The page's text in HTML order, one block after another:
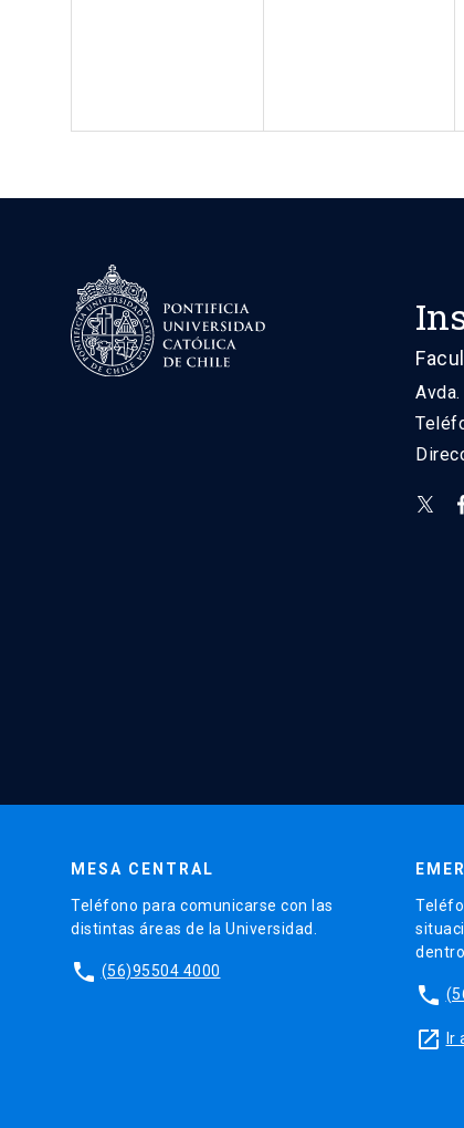
MESA CENTRAL
Teléfono para comunicarse con las
distintas áreas de la Universidad.
phone (56)95504 4000
phone
launch Ir